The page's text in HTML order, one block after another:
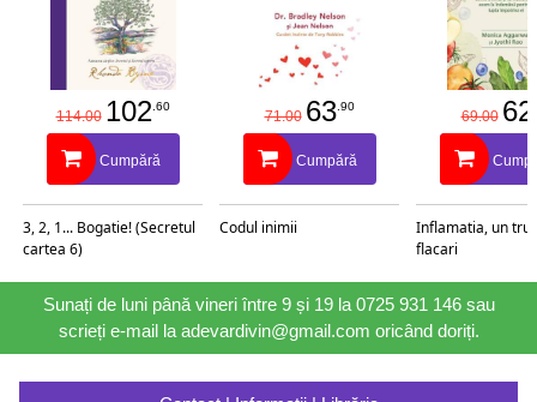
114.00 102 .60
Cumpără
3, 2, 1... Bogatie! (Secretul
cartea 6)
71.00 63 .90
Cumpără
Codul inimii
69.00 62
Inflamatia, un
flacari
Sunați de luni până vineri între 9 și 19 la 0725 931 146 sau
scrieți e-mail la adevardivin@gmail.com oricând doriți.